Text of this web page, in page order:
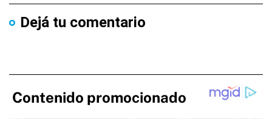
Dejá tu comentario